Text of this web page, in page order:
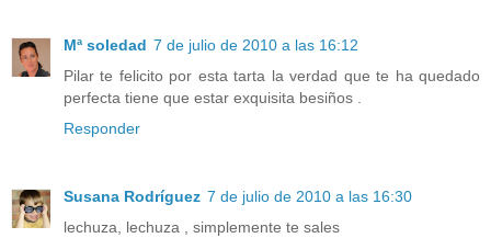
Mª soledad 7 de julio de 2010 a las 16:12
Pilar te felicito por esta tarta la verdad que te ha quedado
perfecta tiene que estar exquisita besiños .
Responder
Susana Rodríguez 7 de julio de 2010 a las 16:30
lechuza, lechuza , simplemente te sales